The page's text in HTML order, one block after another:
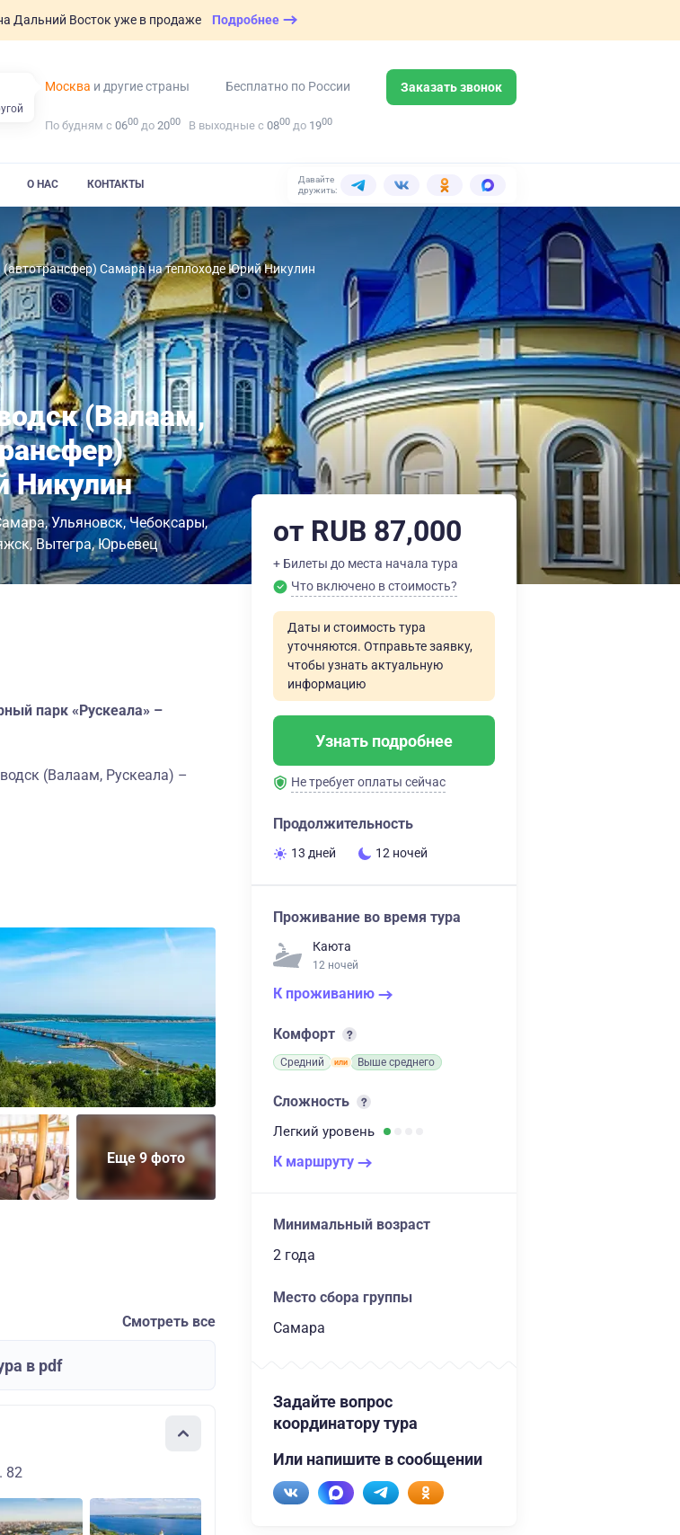
Дальний Восток уже в продаже Подробнее
Москва и другие страны Бесплатно по России Заказать звонок
По будням с 0600 до 2000 В выходные с 0800 до 1900
О НАС КОНТАКТЫ
Давайте
дружить:
Самара на теплоходе Юрий Никулин
(Валаам,
Никулин
Ульяновск Чебоксары
Вытегра Юрьевец
парк «Рускеала» –
(Валаам, Рускеала) –
Еще 9 фото
Смотреть все
в pdf
82
от RUB 87,000
+ Билеты до места начала тура
Что включено в стоимость?
Даты и стоимость тура
уточняются. Отправьте заявку,
чтобы узнать актуальную
информацию
Узнать подробнее
Не требует оплаты сейчас
Продолжительность
13 дней 12 ночей
Проживание во время тура
Каюта
12 ночей
К проживанию
Комфорт
Средний Выше среднего
Сложность
Легкий уровень
К маршруту
Минимальный возраст
2 года
Место сбора группы
Самара
Задайте вопрос
координатору тура
Или напишите в сообщении